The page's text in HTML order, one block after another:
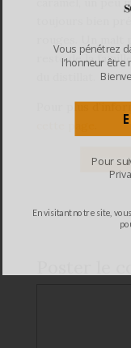
toujours bien
reste de la
Pour plus
Vous pénétrez
l’honneur
En visitant notre site,
Pour